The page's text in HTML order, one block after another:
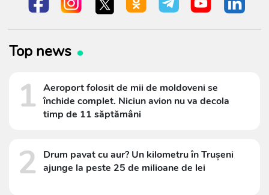
Top news
1 Aeroport folosit de mii de moldoveni se
închide complet. Niciun avion nu va decola
timp de 11 săptămâni
2
Drum pavat cu aur? Un kilometru în Trușeni
ajunge la peste 25 de milioane de lei